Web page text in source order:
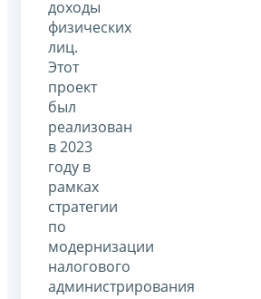
доходы
физических
лиц.
Этот
проект
был
реализован
в 2023
году в
рамках
стратегии
по
модернизации
налогового
администрирования